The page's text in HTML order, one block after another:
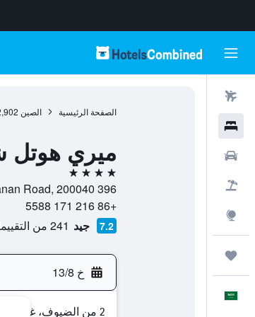
الصفحة الرئيسية الصين
ميري هوتل
4 نجوم
396 West Yanan Road, 200040, شنغهاي, مقاطعة شانغهاي, الصين
+86 216 171 5588
7.2 جيد 241 من التقييمات تم التحقق منها
خ 13/8
2 من الضيوف، غرفة واحدة